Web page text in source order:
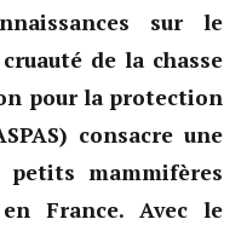
sur le
de la chasse
pour la protection
consacre une
petits mammifères
France. Avec le